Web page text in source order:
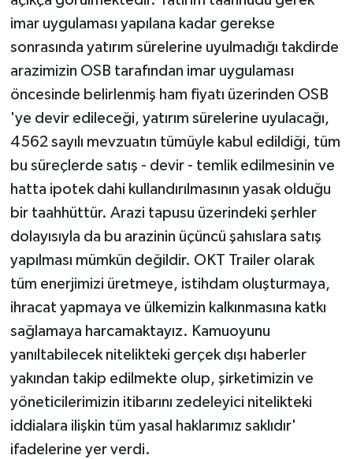
imar uygulaması yapılana kadar gerekse
sonrasında yatırım sürelerine uyulmadığı takdirde
arazimizin OSB tarafından imar uygulaması
öncesinde belirlenmiş ham fiyatı üzerinden OSB
'ye devir edileceği, yatırım sürelerine uyulacağı,
4562 sayılı mevzuatın tümüyle kabul edildiği, tüm
bu süreçlerde satış - devir - temlik edilmesinin ve
hatta ipotek dahi kullandırılmasının yasak olduğu
bir taahhüttür. Arazi tapusu üzerindeki şerhler
dolayısıyla da bu arazinin üçüncü şahıslara satış
yapılması mümkün değildir. OKT Trailer olarak
tüm enerjimizi üretmeye, istihdam oluşturmaya,
ihracat yapmaya ve ülkemizin kalkınmasına katkı
sağlamaya harcamaktayız. Kamuoyunu
yanıltabilecek nitelikteki gerçek dışı haberler
yakından takip edilmekte olup, şirketimizin ve
yöneticilerimizin itibarını zedeleyici nitelikteki
iddialara ilişkin tüm yasal haklarımız saklıdır'
ifadelerine yer verdi.